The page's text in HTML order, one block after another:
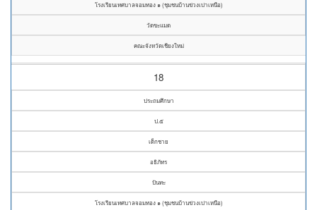
โรงเรียนเทศบาลจอมทอง ๑ (ชุมชนบ้านข่วงเปาเหนือ)
วัดขะแมด
คณะจังหวัดเชียงใหม่
18
ประถมศึกษา
ป.๕
เด็กชาย
อธิภัทร
ปันทะ
โรงเรียนเทศบาลจอมทอง ๑ (ชุมชนบ้านข่วงเปาเหนือ)